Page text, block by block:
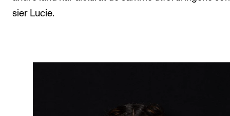
sier Lucie.